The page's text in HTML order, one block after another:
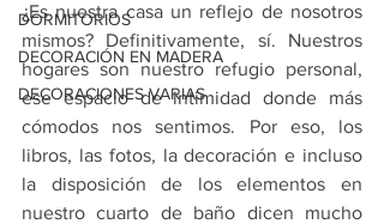
DORMITORIOS
DECORACIÓN EN MADERA
DECORACIONES VARIAS
¿Es nuestra casa un reflejo de nosotros
mismos? Definitivamente, sí. Nuestros
hogares son nuestro refugio personal,
ese espacio de intimidad donde más
cómodos nos sentimos. Por eso, los
libros, las fotos, la decoración e incluso
la disposición de los elementos en
nuestro cuarto de baño dicen mucho